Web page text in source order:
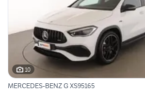
10
MERCEDES-BENZ G XS95165